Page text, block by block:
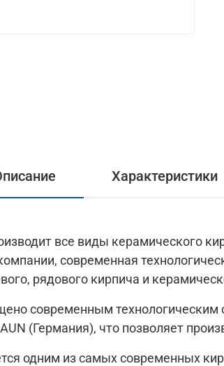
Характеристики
все виды керамического
современная
рядового кирпича и
современным
(Германия), что позволяет
одним из самых современных